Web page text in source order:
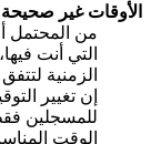
الأوقات غير
من المحتمل
التي أنت
الزمنية
إن تغيير
للمسجلين
الوقت